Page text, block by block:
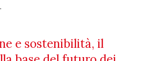
e sostenibilità, il